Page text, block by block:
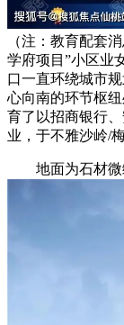
（注：教育配套
学府项目”小区业
口一直环绕城市
心向南的环节枢
育了以招商银行
业，于不雅沙岭/
地面为石材微